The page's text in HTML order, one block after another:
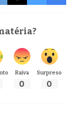
Raiva
0
Surpreso
0